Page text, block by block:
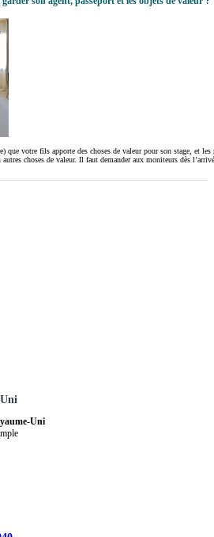
que votre fils apporte des choses de valeur pour son stage, et
choses de valeur. Il faut demander aux moniteurs dès
Uni